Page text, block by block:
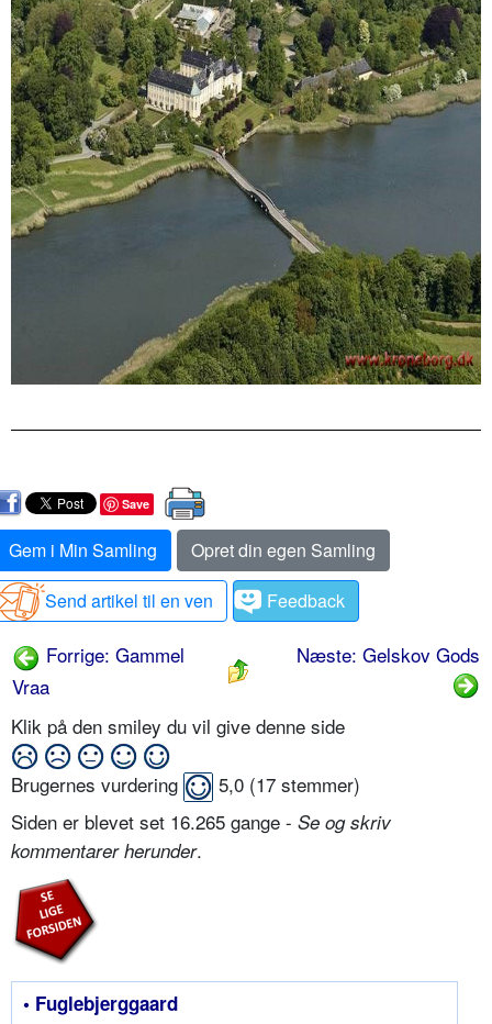
Save
Gem i Min Samling
Opret din egen Samling
Send artikel til en ven
Feedback
Forrige: Gammel
Vraa
Næste: Gelskov Gods
Klik på den smiley du vil give denne side
Brugernes vurdering 5,0 (17 stemmer)
Siden er blevet set 16.265 gange - Se og skriv
kommentarer herunder.
• Fuglebjerggaard